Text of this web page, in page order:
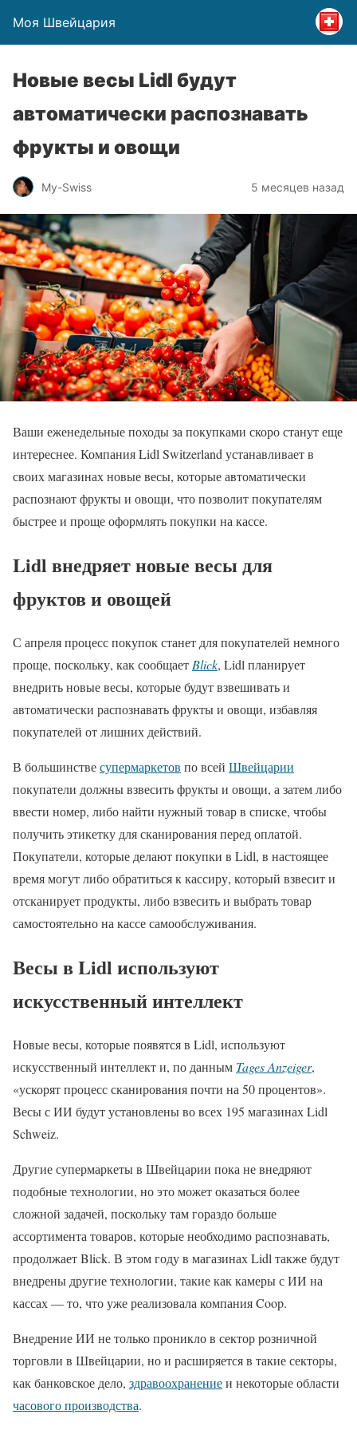
Моя Швейцария
Новые весы Lidl будут
автоматически распознавать
фрукты и овощи
My-Swiss 5 месяцев назад
Ваши еженедельные походы за покупками скоро станут еще
интереснее. Компания Lidl Switzerland устанавливает в
своих магазинах новые весы, которые автоматически
распознают фрукты и овощи, что позволит покупателям
быстрее и проще оформлять покупки на кассе.
Lidl внедряет новые весы для
фруктов и овощей
С апреля процесс покупок станет для покупателей немного
проще, поскольку, как сообщает Blick, Lidl планирует
внедрить новые весы, которые будут взвешивать и
автоматически распознавать фрукты и овощи, избавляя
покупателей от лишних действий.
В большинствесупермаркетов по всей Швейцарии
покупатели должны взвесить фрукты и овощи, а затем либо
ввести номер, либо найти нужный товар в списке, чтобы
получить этикетку для сканирования перед оплатой.
Покупатели, которые делают покупки в Lidl, в настоящее
время могут либо обратиться к кассиру, который взвесит и
отсканирует продукты, либо взвесить и выбрать товар
самостоятельно на кассе самообслуживания.
Весы в Lidl используют
искусственный интеллект
Новые весы, которые появятся в Lidl, используют
искусственный интеллект и, по данным Tages Anzeiger,
«ускорят процесс сканирования почти на 50 процентов».
Весы с ИИ будут установлены во всех 195 магазинах Lidl
Schweiz.
Другие супермаркеты в Швейцарии пока не внедряют
подобные технологии, но это может оказаться более
сложной задачей, поскольку там гораздо больше
ассортимента товаров, которые необходимо распознавать,
продолжает Blick. В этом году в магазинах Lidl также будут
внедрены другие технологии, такие как камеры с ИИ на
кассах — то, что уже реализовала компания Coop.
Внедрение ИИ не только проникло в сектор розничной
торговли в Швейцарии, но и расширяется в такие секторы,
как банковское дело, здравоохранениеи некоторые области
часового производства.